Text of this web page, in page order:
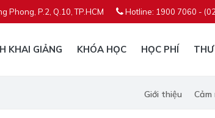
Phong, P.2, Q.10, TP.HCM Hotline: 1900 7060 -
KHAI GIẢNG KHÓA HỌC HỌC PHÍ
Giới thiệu Cảm